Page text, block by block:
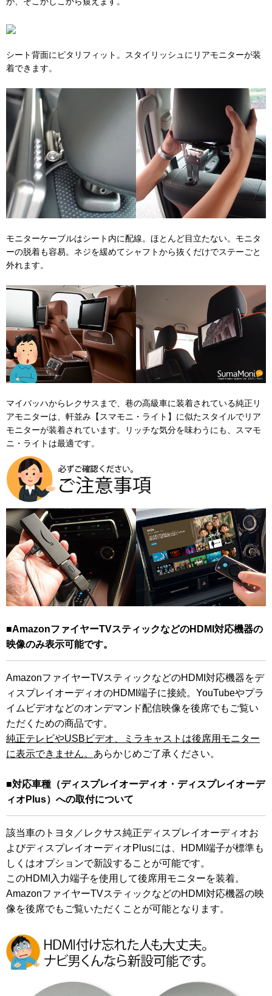
シート背面にピタリフィット。スタイリッシュにリアモニターが装
着できます。
モニターケーブルはシート内に配線。ほとんど目立たない。モニタ
ーの脱着も容易。ネジを緩めてシャフトから抜くだけでステーごと
外れます。
マイバッハからレクサスまで、巷の高級車に装着されている純正リ
アモニターは、軒並み【スマモニ・ライト】に似たスタイルでリア
モニターが装着されています。リッチな気分を味わうにも、スマモ
ニ・ライトは最適です。
■AmazonファイヤーTVスティックなどのHDMI対応機器の
映像のみ表示可能です。
AmazonファイヤーTVスティックなどのHDMI対応機器をデ
ィスプレイオーディオのHDMI端子に接続。YouTubeやプラ
イムビデオなどのオンデマンド配信映像を後席でもご覧い
ただくための商品です。
純正テレビやUSBビデオ、ミラキャストは後席用モニター
に表示できません。 あらかじめご了承ください。
■対応車種（ディスプレイオーディオ・ディスプレイオーデ
ィオPlus）への取付について
該当車のトヨタ／レクサス純正ディスプレイオーディオお
よびディスプレイオーディオPlusには、HDMI端子が標準も
しくはオプションで新設することが可能です。
このHDMI入力端子を使用して後席用モニターを装着。
AmazonファイヤーTVスティックなどのHDMI対応機器の映
像を後席でもご覧いただくことが可能となります。